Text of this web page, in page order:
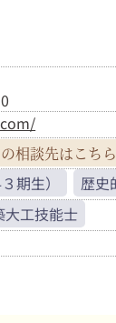
相談先はこちら
期生） 歴史
大工技能士